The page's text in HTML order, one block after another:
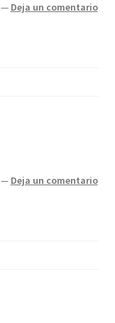
— Deja un comentario
— Deja un comentario